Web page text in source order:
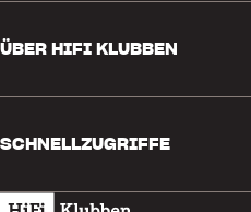
Rückgabe und Reklamation
Bestellung widerrufen
ÜBER HIFI KLUBBEN
Kundenklub
SCHNELLZUGRIFFE